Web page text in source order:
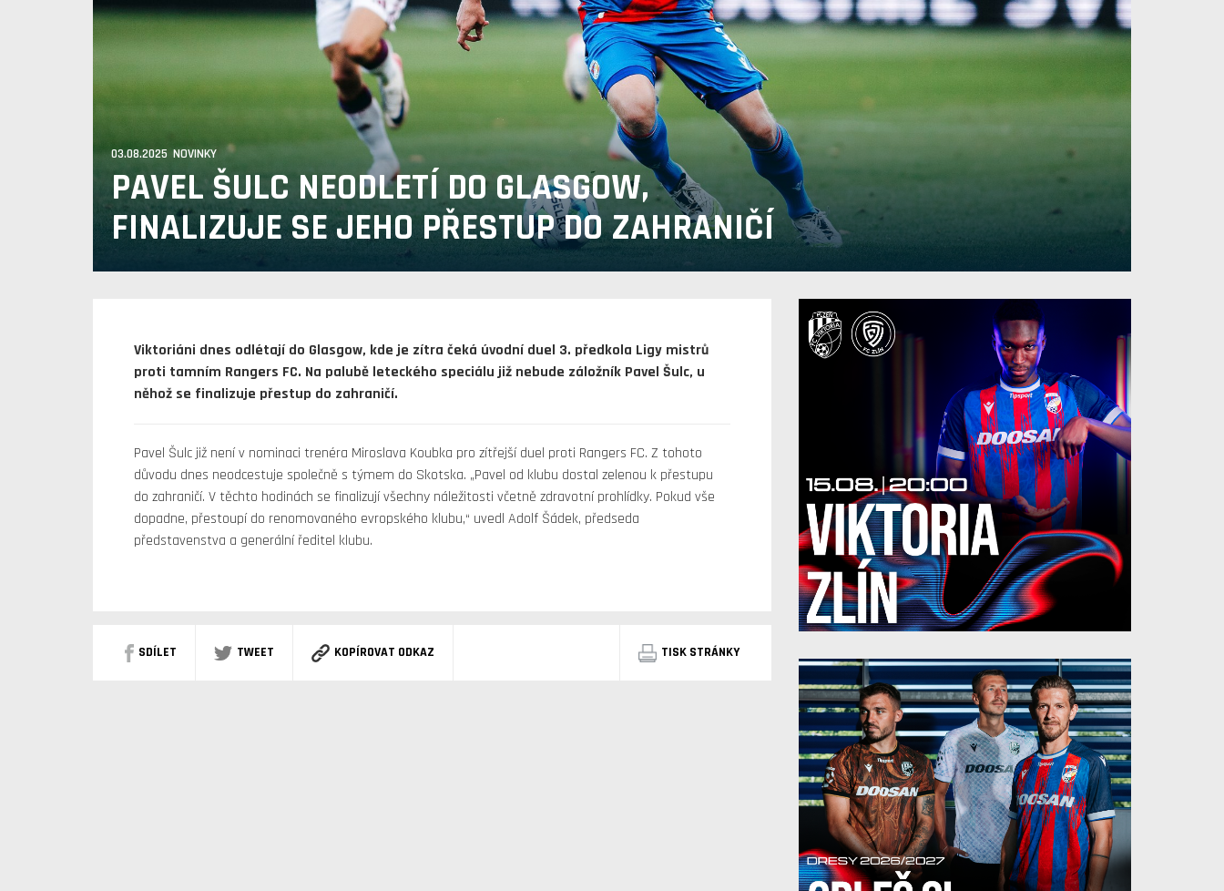
03.08.2025 NOVINKY
PAVEL ŠULC NEODLETÍ DO GLASGOW,
FINALIZUJE SE JEHO PŘESTUP DO ZAHRANIČÍ
Viktoriáni dnes odlétají do Glasgow, kde je zítra čeká úvodní duel 3. předkola Ligy mistrů
proti tamním Rangers FC. Na palubě leteckého speciálu již nebude záložník Pavel Šulc, u
něhož se finalizuje přestup do zahraničí.
Pavel Šulc již není v nominaci trenéra Miroslava Koubka pro zítřejší duel proti Rangers FC. Z tohoto
důvodu dnes neodcestuje společně s týmem do Skotska. „Pavel od klubu dostal zelenou k přestupu
do zahraničí. V těchto hodinách se finalizují všechny náležitosti včetně zdravotní prohlídky. Pokud vše
dopadne, přestoupí do renomovaného evropského klubu,“ uvedl Adolf Šádek, předseda
představenstva a generální ředitel klubu.
SDÍLET TWEET KOPÍROVAT ODKAZ TISK STRÁNKY